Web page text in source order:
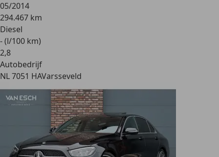
05/2014
294.467 km
Diesel
- (l/100 km)
2,8
Autobedrijf
NL 7051 HAVarsseveld